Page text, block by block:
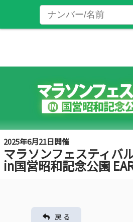
2025年6月21日開催
マラソンフェスティバ
in国営昭和記念公園
戻 る